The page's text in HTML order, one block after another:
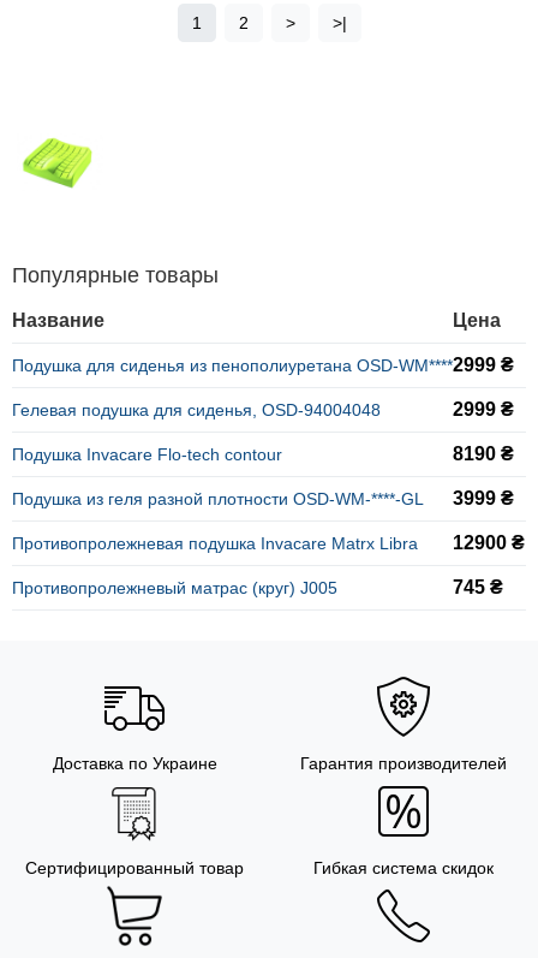
1 2 > >|
Популярные товары
Название Цена
Подушка для сиденья из пенополиуретана OSD-WM****2999 ₴
Гелевая подушка для сиденья, OSD-94004048 2999 ₴
Подушка Invacare Flo-tech contour 8190 ₴
Подушка из геля разной плотности OSD-WM-****-GL 3999 ₴
Противопролежневая подушка Invacare Matrx Libra 12900 ₴
Противопролежневый матрас (круг) J005 745 ₴
Доставка по Украине Гарантия производителей
Сертифицированный товар Гибкая система скидок